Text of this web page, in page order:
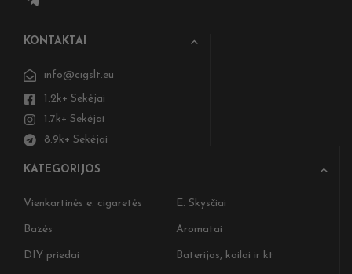
KONTAKTAI
info@cigslt.eu
1.2k+ Sekėjai
1.7k+ Sekėjai
8.9k+ Sekėjai
KATEGORIJOS
Vienkartinės e. cigaretės E. Skysčiai
Bazės Aromatai
DIY priedai Baterijos, koilai ir kt